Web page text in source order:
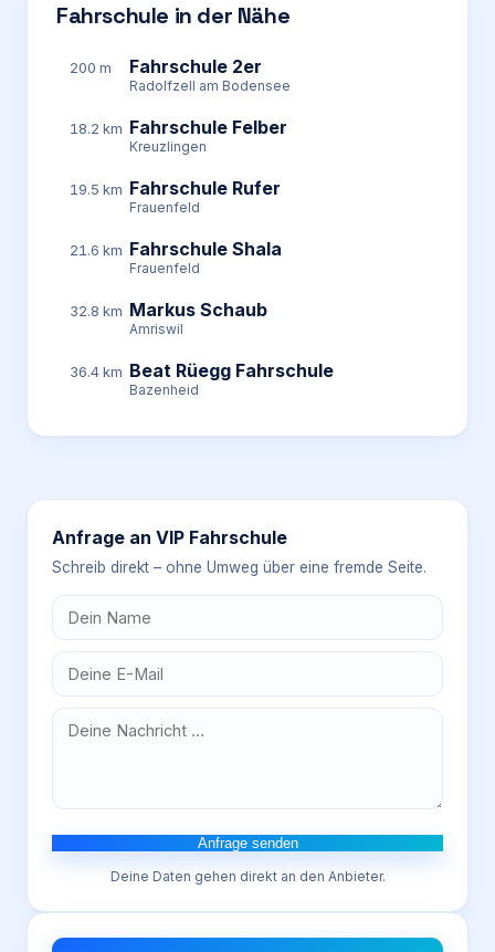
Fahrschule in der Nähe
200 m Fahrschule 2er
Radolfzell am Bodensee
18.2 km Fahrschule Felber
Kreuzlingen
19.5 km Fahrschule Rufer
Frauenfeld
21.6 km Fahrschule Shala
Frauenfeld
32.8 km Markus Schaub
Amriswil
36.4 km Beat Rüegg Fahrschule
Bazenheid
Anfrage an VIP Fahrschule
Schreib direkt – ohne Umweg über eine fremde Seite.
Anfrage senden
Deine Daten gehen direkt an den Anbieter.